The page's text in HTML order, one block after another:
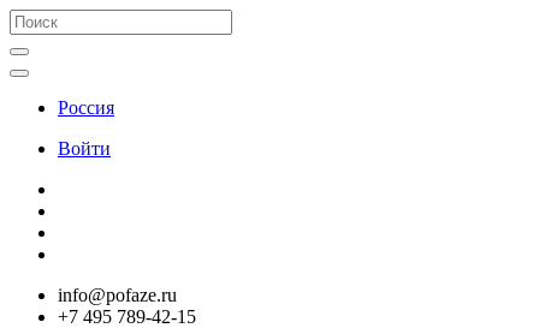
Россия
Войти
info@pofaze.ru
+7 495 789-42-15